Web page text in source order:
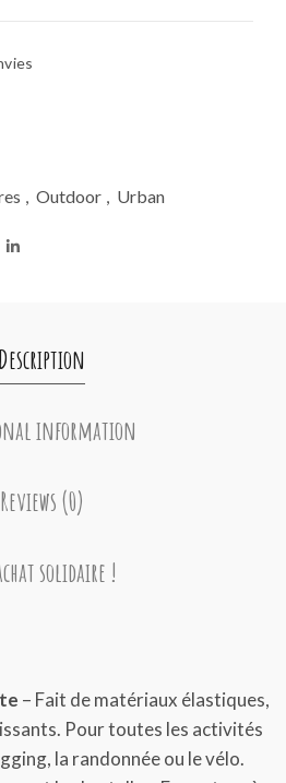
, Outdoor , Urban
Description
information
Reviews (0)
solidaire !
– Fait de matériaux élastiques,
Pour toutes les activités
la randonnée ou le vélo.